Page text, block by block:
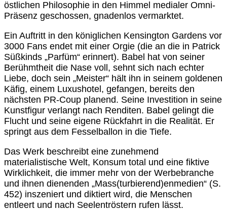
östlichen Philosophie in den Himmel medialer Omni-
Präsenz geschossen, gnadenlos vermarktet.
Ein Auftritt in den königlichen Kensington Gardens vor
3000 Fans endet mit einer Orgie (die an die in Patrick
Süßkinds „Parfüm“ erinnert). Babel hat von seiner
Berühmtheit die Nase voll, sehnt sich nach echter
Liebe, doch sein „Meister“ hält ihn in seinem goldenen
Käfig, einem Luxushotel, gefangen, bereits den
nächsten PR-Coup planend. Seine Investition in seine
Kunstfigur verlangt nach Renditen. Babel gelingt die
Flucht und seine eigene Rückfahrt in die Realität. Er
springt aus dem Fesselballon in die Tiefe.
Das Werk beschreibt eine zunehmend
materialistische Welt, Konsum total und eine fiktive
Wirklichkeit, die immer mehr von der Werbebranche
und ihnen dienenden „Mass(turbierend)enmedien“ (S.
452) inszeniert und diktiert wird, die Menschen
entleert und nach Seelentröstern rufen lässt.